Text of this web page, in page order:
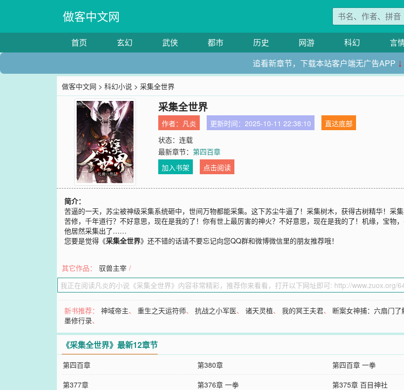
做客中文网
首页 玄幻 武侠 都市 历史 网游 科幻 言
追看新章节，下载本站客户端无广告APP
做客中文网 >科幻小说 > 采集全世界
采集全世界
作者： 凡炎 更新时间：2025-10-11 22:38:10
直达底部
状态：连载
最新章节：第四百章
加入书架
点击阅读
简介：
苦逼的一天，苏尘被神级采集系统砸中，世间万物都能采集。这下苏尘牛逼了！采集树木，获得古树精华！采
苦修，千年道行？不好意思，现在是我的了！你有世上最厉害的神火？不好意思，现在是我的了！机缘，宝物
他居然采集出了……
您要是觉得《采集全世界》还不错的话请不要忘记向您QQ群和微博微信里的朋友推荐哦！
其它作品： 驭兽主宰 /
新书推荐：神域帝主、重生之天运符师、抗战之小军医、诸天灵植、我的冥王夫君、 断案女神捕：六扇门了
墨修行录、
《采集全世界》最新12章节
第四百章 第380章 第四百章 一拳
第377章
第376章 一拳 第375章 百目神社